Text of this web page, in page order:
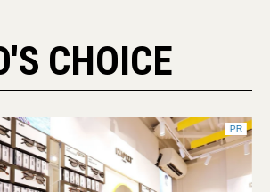
CHOICE